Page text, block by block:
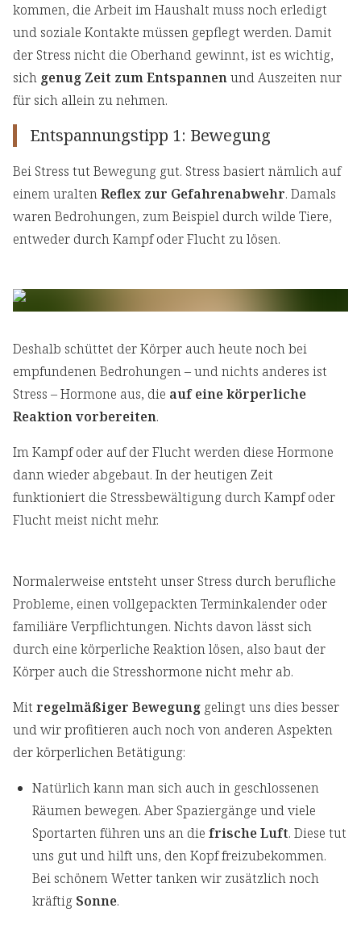
kommen, die Arbeit im Haushalt muss noch erledigt
und soziale Kontakte müssen gepflegt werden. Damit
der Stress nicht die Oberhand gewinnt, ist es wichtig,
sich genug Zeit zum Entspannenund Auszeiten nur
für sich allein zu nehmen.
Entspannungstipp 1: Bewegung
Bei Stress tut Bewegung gut. Stress basiert nämlich auf
einem uraltenReflex zur Gefahrenabwehr. Damals
waren Bedrohungen, zum Beispiel durch wilde Tiere,
entweder durch Kampf oder Flucht zu lösen.
Deshalb schüttet der Körper auch heute noch bei
empfundenen Bedrohungen – und nichts anderes ist
Stress – Hormone aus, die auf eine körperliche
Reaktion vorbereiten.
Im Kampf oder auf der Flucht werden diese Hormone
dann wieder abgebaut. In der heutigen Zeit
funktioniert die Stressbewältigung durch Kampf oder
Flucht meist nicht mehr.
Normalerweise entsteht unser Stress durch berufliche
Probleme, einen vollgepackten Terminkalender oder
familiäre Verpflichtungen. Nichts davon lässt sich
durch eine körperliche Reaktion lösen, also baut der
Körper auch die Stresshormone nicht mehr ab.
Mit regelmäßiger Bewegung gelingt uns dies besser
und wir profitieren auch noch von anderen Aspekten
der körperlichen Betätigung:
Natürlich kann man sich auch in geschlossenen
Räumen bewegen. Aber Spaziergänge und viele
Sportarten führen uns an die frische Luft. Diese tut
uns gut und hilft uns, den Kopf freizubekommen.
Bei schönem Wetter tanken wir zusätzlich noch
kräftig Sonne.